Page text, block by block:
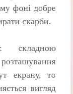
фоні добре
скарби.
складною
екрану, то
вигляд